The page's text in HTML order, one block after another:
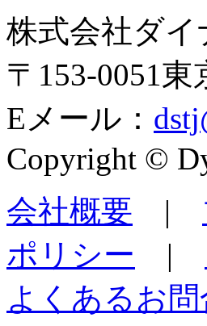
株式会社ダ
〒153-0051
Eメール：
Copyright ©
会社概要 |
ポリシー |
よくあるお問